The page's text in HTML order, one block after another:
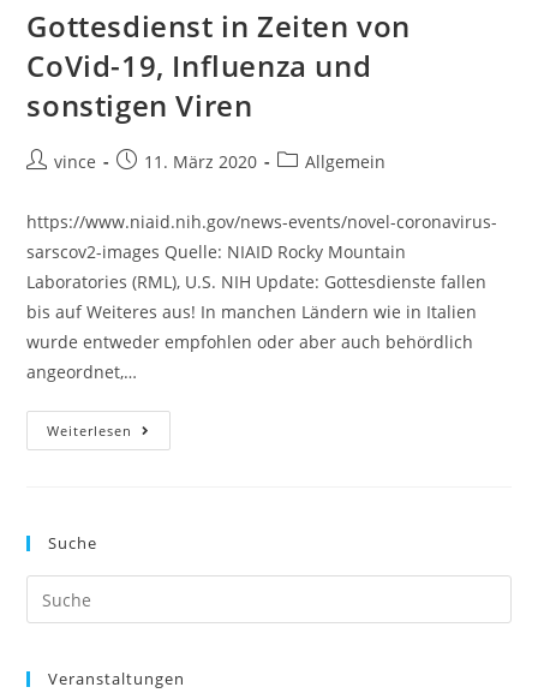
Gottesdienst in Zeiten von
CoVid-19, Influenza und
sonstigen Viren
vince 11. März 2020 Allgemein
https://www.niaid.nih.gov/news-events/novel-coronavirus-
sarscov2-images Quelle: NIAID Rocky Mountain
Laboratories (RML), U.S. NIH Update: Gottesdienste fallen
bis auf Weiteres aus! In manchen Ländern wie in Italien
wurde entweder empfohlen oder aber auch behördlich
angeordnet,…
Weiterlesen
Suche
Veranstaltungen